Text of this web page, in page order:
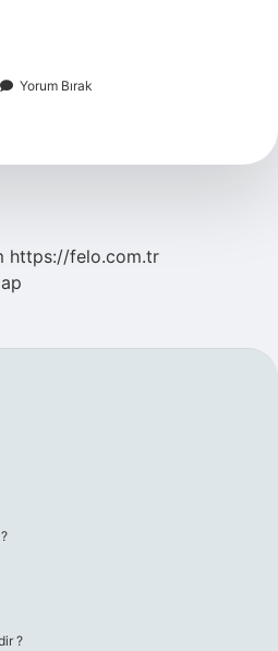
Yorum Bırak
https://felo.com.tr
?